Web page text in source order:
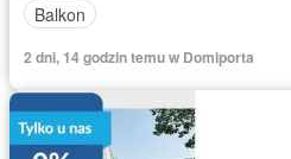
Balkon
2 dni, 14 godzin temu w Domiporta